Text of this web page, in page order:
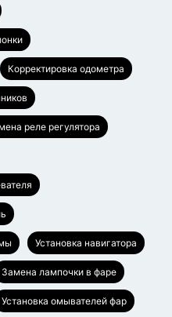
Корректировка одометра
реле регулятора
Установка навигатора
Замена лампочки в фаре
Установка омывателей фар